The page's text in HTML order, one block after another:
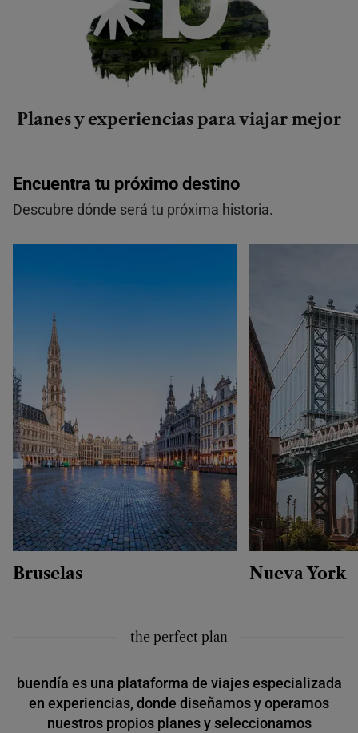
Planes y experiencias para viajar mejor
Encuentra tu próximo destino
Descubre dónde será tu próxima historia.
Bruselas Nueva York
the perfect plan
buendía es una plataforma de viajes especializada
en experiencias, donde diseñamos y operamos
nuestros propios planes y seleccionamos